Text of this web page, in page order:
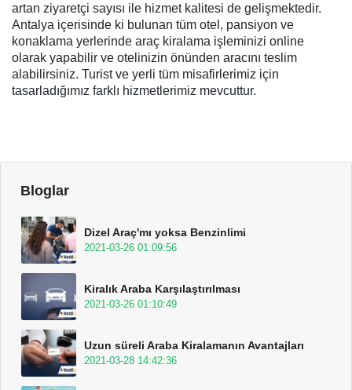
artan ziyaretçi sayısı ile hizmet kalitesi de gelişmektedir.
Antalya içerisinde ki bulunan tüm otel, pansiyon ve
konaklama yerlerinde araç kiralama işleminizi online
olarak yapabilir ve otelinizin önünden aracını teslim
alabilirsiniz. Turist ve yerli tüm misafirlerimiz için
tasarladığımız farklı hizmetlerimiz mevcuttur.
Bloglar
Dizel Araç'mı yoksa Benzinlimi
2021-03-26 01:09:56
Kiralık Araba Karşılaştırılması
2021-03-26 01:10:49
Uzun süreli Araba Kiralamanın Avantajları
2021-03-28 14:42:36